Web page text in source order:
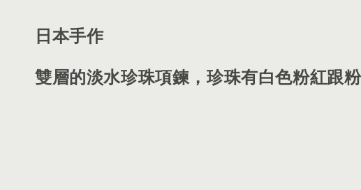
日本手作
雙層的淡水珍珠項鍊，珍珠有白色粉紅跟